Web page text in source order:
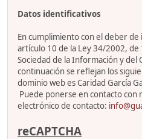
Datos identificativos
En cumplimiento con el deber
artículo 10 de la Ley 34/2002, de
Sociedad de la Información y del
continuación se reflejan los
dominio web es Caridad García
Puede ponerse en contacto
electrónico de contacto:
reCAPTCHA